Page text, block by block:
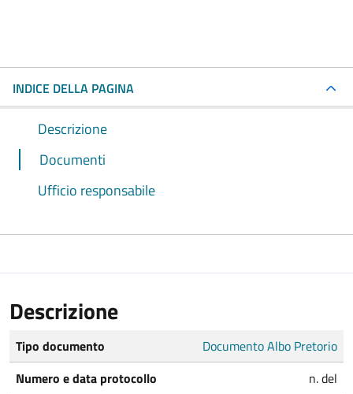
INDICE DELLA PAGINA
Descrizione
Documenti
Ufficio responsabile
Descrizione
Tipo documento
Documento Albo Pretorio
Numero e data protocollo
n. del